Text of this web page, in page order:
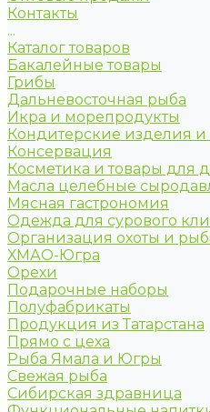
Контакты
...
Каталог товаров
Бакалейные товары
Грибы
Дальневосточная рыба
Икра и морепродукты
Кондитерские изделия и
Консервация
Косметика и товары для
Масла целебные
Мясная гастрономия
Одежда для сурового
Организация охоты и
ХМАО-Югра
Орехи
Подарочные наборы
Полуфабрикаты
Продукция из Татарстана
Прямо с цеха
Рыба Ямала и Югры
Свежая рыба
Сибирская здравница